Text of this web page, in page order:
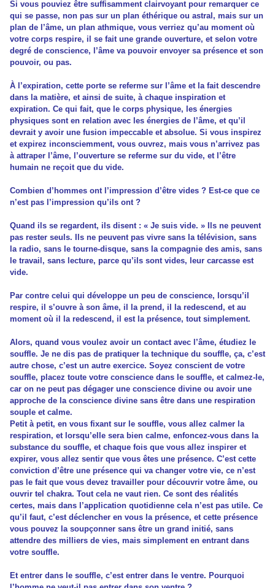
Si vous pouviez être suffisamment clairvoyant pour remarquer ce
qui se passe, non pas sur un plan éthérique ou astral, mais sur un
plan de l’âme, un plan athmique, vous verriez qu’au moment où
votre corps respire, il se fait une grande ouverture, et selon votre
degré de conscience, l’âme va pouvoir envoyer sa présence et son
pouvoir, ou pas.
À l’expiration, cette porte se referme sur l’âme et la fait descendre
dans la matière, et ainsi de suite, à chaque inspiration et
expiration. Ce qui fait, que le corps physique, les énergies
physiques sont en relation avec les énergies de l’âme, et qu’il
devrait y avoir une fusion impeccable et absolue. Si vous inspirez
et expirez inconsciemment, vous ouvrez, mais vous n’arrivez pas
à attraper l’âme, l’ouverture se referme sur du vide, et l’être
humain ne reçoit que du vide.
Combien d’hommes ont l’impression d’être vides ? Est-ce que ce
n’est pas l’impression qu’ils ont ?
Quand ils se regardent, ils disent : « Je suis vide. » Ils ne peuvent
pas rester seuls. Ils ne peuvent pas vivre sans la télévision, sans
la radio, sans le tourne-disque, sans la compagnie des amis, sans
le travail, sans lecture, parce qu’ils sont vides, leur carcasse est
vide.
Par contre celui qui développe un peu de conscience, lorsqu’il
respire, il s’ouvre à son âme, il la prend, il la redescend, et au
moment où il la redescend, il est la présence, tout simplement.
Alors, quand vous voulez avoir un contact avec l’âme, étudiez le
souffle. Je ne dis pas de pratiquer la technique du souffle, ça, c’est
autre chose, c’est un autre exercice. Soyez conscient de votre
souffle, placez toute votre conscience dans le souffle, et calmez-le,
car on ne peut pas dégager une conscience divine ou avoir une
approche de la conscience divine sans être dans une respiration
souple et calme.
Petit à petit, en vous fixant sur le souffle, vous allez calmer la
respiration, et lorsqu’elle sera bien calme, enfoncez-vous dans la
substance du souffle, et chaque fois que vous allez inspirer et
expirer, vous allez sentir que vous êtes une présence. C’est cette
conviction d’être une présence qui va changer votre vie, ce n’est
pas le fait que vous devez travailler pour découvrir votre âme, ou
ouvrir tel chakra. Tout cela ne vaut rien. Ce sont des réalités
certes, mais dans l’application quotidienne cela n’est pas utile. Ce
qu’il faut, c’est déclencher en vous la présence, et cette présence
vous pouvez la soupçonner sans être un grand initié, sans
attendre des milliers de vies, mais simplement en entrant dans
votre souffle.
Et entrer dans le souffle, c’est entrer dans le ventre. Pourquoi